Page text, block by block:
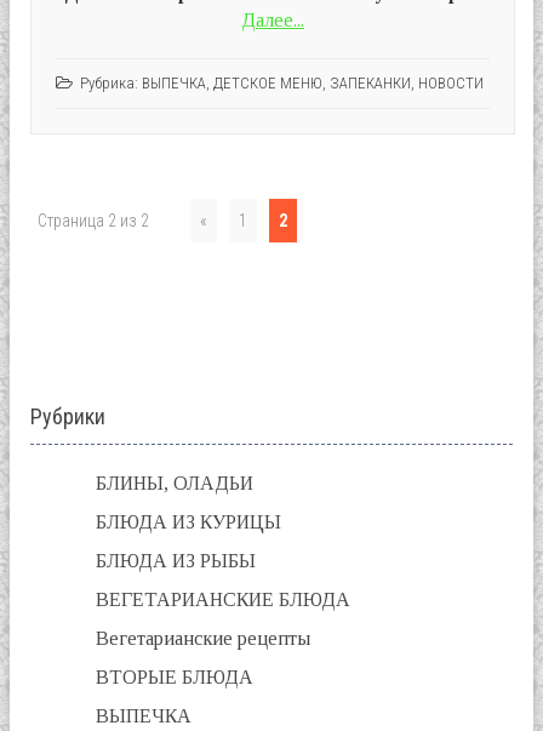
Далее...
Рубрика: ВЫПЕЧКА ДЕТСКОЕ МЕНЮ ЗАПЕКАНКИ НОВОСТИ
Страница 2 из 2 « 1 2
Рубрики
БЛИНЫ, ОЛАДЬИ
БЛЮДА ИЗ КУРИЦЫ
БЛЮДА ИЗ РЫБЫ
ВЕГЕТАРИАНСКИЕ БЛЮДА
Вегетарианские рецепты
ВТОРЫЕ БЛЮДА
ВЫПЕЧКА